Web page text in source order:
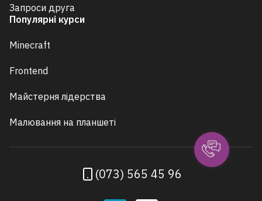
Запроси друга
Популярні курси
Minecraft
Frontend
Майстерня лідерства
Малювання на планшеті
(073) 565 45 96